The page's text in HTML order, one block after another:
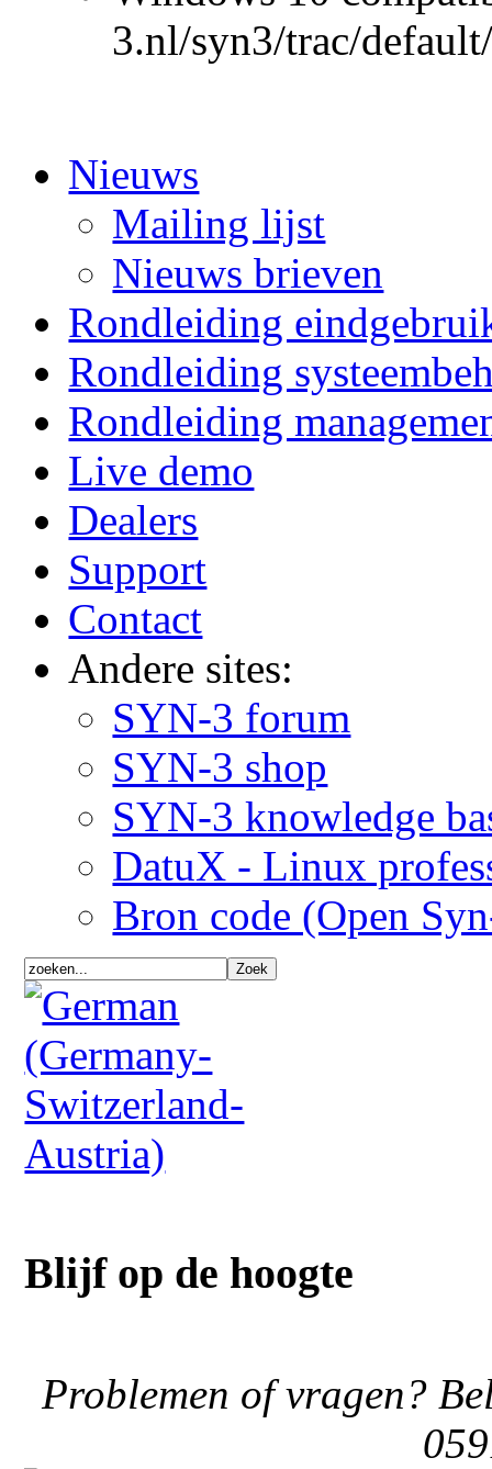
3.nl/syn3/trac/
Nieuws
Mailing lijst
Nieuws brieven
Rondleiding
Rondleiding
Rondleiding
Live demo
Dealers
Support
Contact
Andere sites:
SYN-3 forum
SYN-3 shop
SYN-3 knowledge
DatuX - Linux
Bron code (Open
Blijf op de hoogte
Problemen of vragen?